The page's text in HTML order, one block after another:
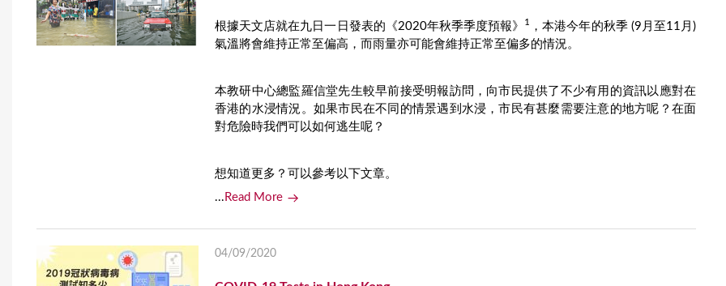
根據天文店就在九日一日發表的《2020年秋季季度預報》 1 ，本港今年的秋季 (9月至11月)
氣溫將會維持正常至偏高，而雨量亦可能會維持正常至偏多的情況。
本教研中心總監羅信堂先生較早前接受明報訪問，向市民提供了不少有用的資訊以應對在
香港的水浸情況。如果市民在不同的情景遇到水浸，市民有甚麼需要注意的地方呢？在面
對危險時我們可以如何逃生呢？
想知道更多？可以參考以下文章。
... Read More
04/09/2020